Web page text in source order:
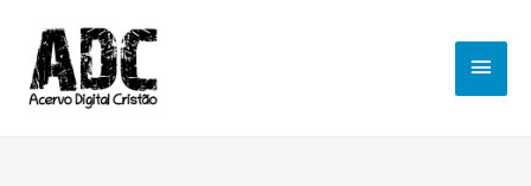
para
conteúdo